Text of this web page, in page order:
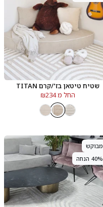
שטיח טיטאן בז'/קרם TITAN
החל מ ₪234
מבוקש
40% הנחה